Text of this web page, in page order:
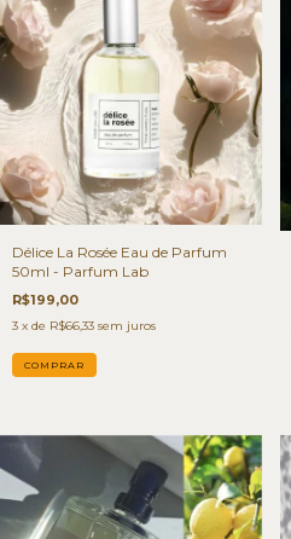
Délice La Rosée Eau de Parfum
50ml - Parfum Lab
R$199,00
3 x de R$66,33 sem juros